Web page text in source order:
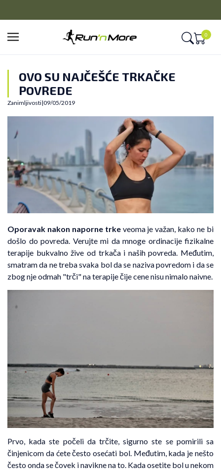
0
OVO SU NAJČEŠĆE TRKAČKE
POVREDE
Zanimljivosti|09/05/2019
Oporavak nakon naporne trkeveoma je važan, kako ne bi
došlo do povreda. Verujte mi da mnoge ordinacije fizikalne
terapije bukvalno žive od trkača i naših povreda. Međutim,
smatram da ne treba svaka bol da se naziva povredom i da se
zbog nje odmah "trči" na terapije čije cene nisu nimalo naivne.
Prvo, kada ste počeli da trčite, sigurno ste se pomirili sa
činjenicom da ćete često osećati bol. Međutim, kada je nešto
često onda se čovek i navikne na to. Kada osetite bol u nekom